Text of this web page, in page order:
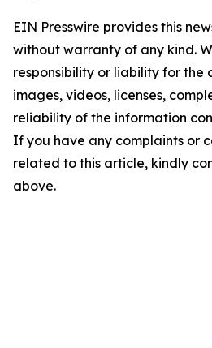
EIN Presswire provides this
without warranty of any kind.
responsibility or liability for the
images, videos, licenses,
reliability of the information
If you have any complaints or
related to this article, kindly
above.